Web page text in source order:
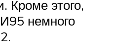
Кроме этого,
немного